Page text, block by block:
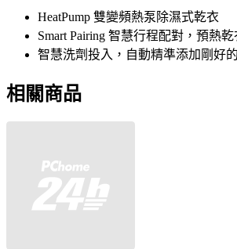
HeatPump 雙變頻熱泵除濕式乾衣
Smart Pairing 智慧行程配對，預熱
智慧洗劑投入，自動精準添加剛好
相關商品